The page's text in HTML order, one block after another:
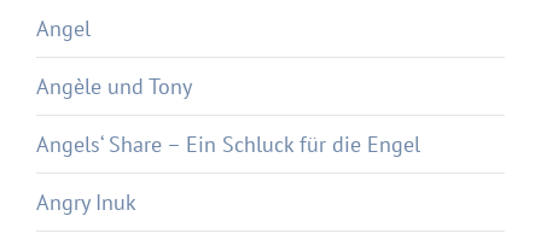
Angel
Angèle und Tony
Angels‘ Share – Ein Schluck für die Engel
Angry Inuk